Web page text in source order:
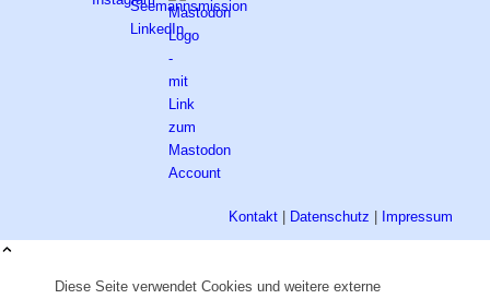
Kontakt | Datenschutz | Impressum
Diese Seite verwendet Cookies und weitere externe